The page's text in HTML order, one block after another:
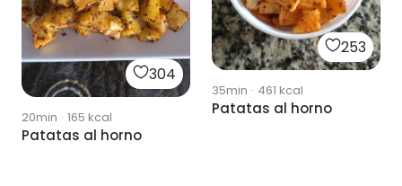
304
20min · 165 kcal
Patatas al horno
253
35min · 461 kcal
Patatas al horno